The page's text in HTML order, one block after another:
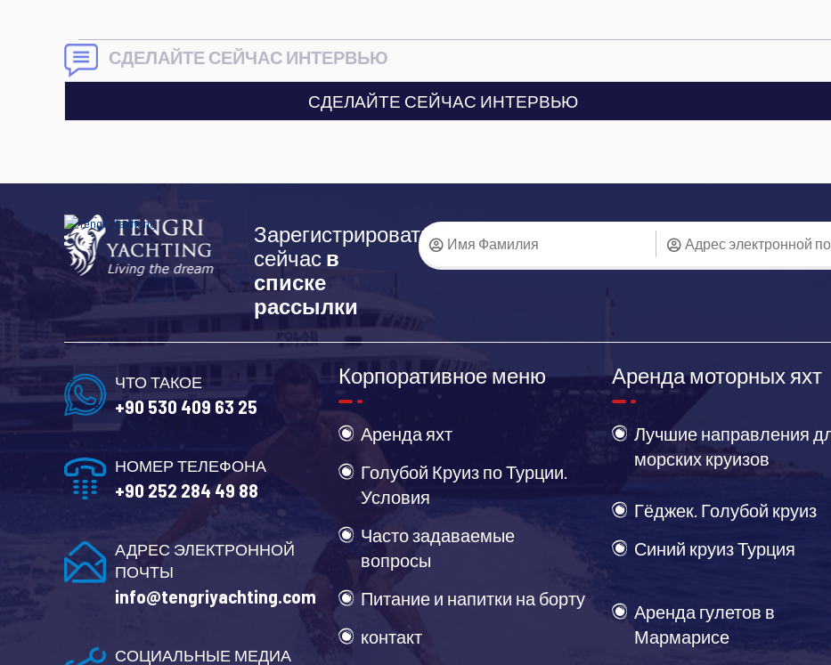
СДЕЛАЙТЕ СЕЙЧАС ИНТЕРВЬЮ
СДЕЛАЙТЕ СЕЙЧАС ИНТЕРВЬЮ
Зарегистрироваться
сейчас в
списке
рассылки
ЧТО ТАКОЕ
+90 530 409 63 25
НОМЕР ТЕЛЕФОНА
+90 252 284 49 88
АДРЕС ЭЛЕКТРОННОЙ
ПОЧТЫ
info@tengriyachting.com
СОЦИАЛЬНЫЕ МЕДИА
Корпоративное меню
Аренда яхт
Голубой Круиз по Турции.
Условия
Часто задаваемые
вопросы
Питание и напитки на борту
контакт
Аренда моторных яхт
Лучшие направления
морских круизов
Гёджек. Голубой круиз
Синий круиз Турция
Аренда гулетов в
Мармарисе